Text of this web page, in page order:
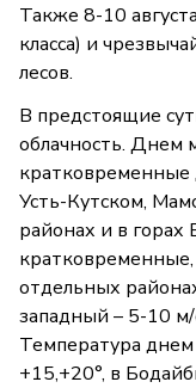
Также 8-10
класса) и
лесов.
В предстоящие
облачность. Днем
кратковременные
Усть-Кутском,
районах и в горах
отдельных
западный – 5-10
Температура днем
+15,+20°, в